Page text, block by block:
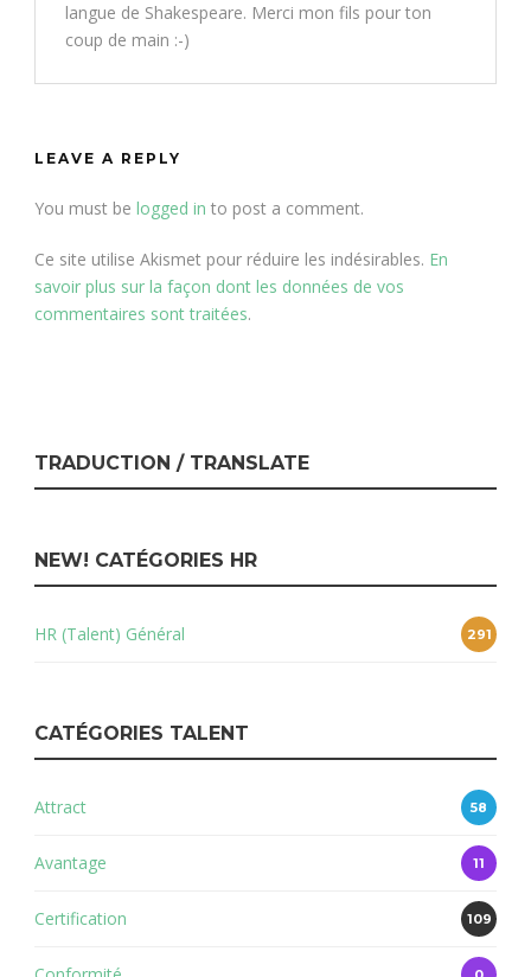
langue de Shakespeare. Merci mon fils pour ton
coup de main :-)
LEAVE A REPLY
You must be logged in to post a comment.
Ce site utilise Akismet pour réduire les indésirables. En
savoir plus sur la façon dont les données de vos
commentaires sont traitées.
TRADUCTION / TRANSLATE
NEW! CATÉGORIES HR
HR (Talent) Général 291
CATÉGORIES TALENT
Attract 58
Avantage 11
Certification 109